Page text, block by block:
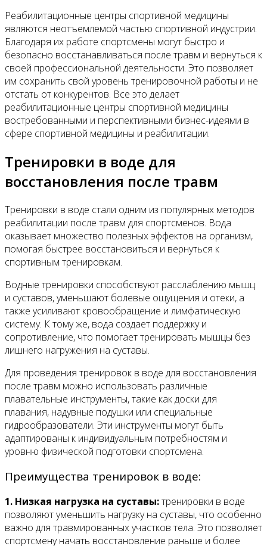
Реабилитационные центры спортивной медицины
являются неотъемлемой частью спортивной индустрии.
Благодаря их работе спортсмены могут быстро и
безопасно восстанавливаться после травм и вернуться к
своей профессиональной деятельности. Это позволяет
им сохранить свой уровень тренировочной работы и не
отстать от конкурентов. Все это делает
реабилитационные центры спортивной медицины
востребованными и перспективными бизнес-идеями в
сфере спортивной медицины и реабилитации.
Тренировки в воде для
восстановления после травм
Тренировки в воде стали одним из популярных методов
реабилитации после травм для спортсменов. Вода
оказывает множество полезных эффектов на организм,
помогая быстрее восстановиться и вернуться к
спортивным тренировкам.
Водные тренировки способствуют расслаблению мышц
и суставов, уменьшают болевые ощущения и отеки, а
также усиливают кровообращение и лимфатическую
систему. К тому же, вода создает поддержку и
сопротивление, что помогает тренировать мышцы без
лишнего нагружения на суставы.
Для проведения тренировок в воде для восстановления
после травм можно использовать различные
плавательные инструменты, такие как доски для
плавания, надувные подушки или специальные
гидрообразователи. Эти инструменты могут быть
адаптированы к индивидуальным потребностям и
уровню физической подготовки спортсмена.
Преимущества тренировок в воде:
1. Низкая нагрузка на суставы:тренировки в воде
позволяют уменьшить нагрузку на суставы, что особенно
важно для травмированных участков тела. Это позволяет
спортсмену начать восстановление раньше и более